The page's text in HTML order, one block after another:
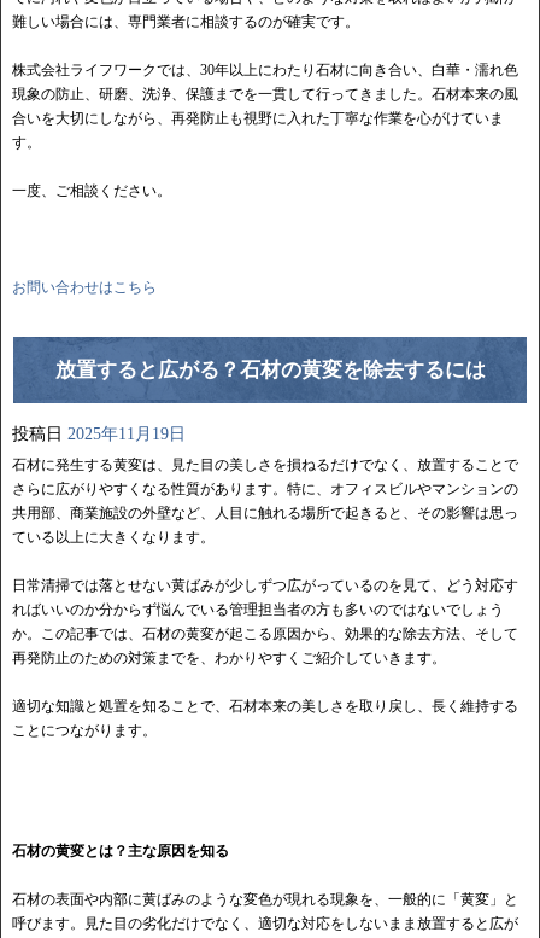
難しい場合には、専門業者に相談するのが確実です。
株式会社ライフワークでは、30年以上にわたり石材に向き合い、白華・濡れ色
現象の防止、研磨、洗浄、保護までを一貫して行ってきました。石材本来の風
合いを大切にしながら、再発防止も視野に入れた丁寧な作業を心がけていま
す。
一度、ご相談ください。
お問い合わせはこちら
放置すると広がる？石材の黄変を除去するには
投稿日 2025年11月19日
石材に発生する黄変は、見た目の美しさを損ねるだけでなく、放置することで
さらに広がりやすくなる性質があります。特に、オフィスビルやマンションの
共用部、商業施設の外壁など、人目に触れる場所で起きると、その影響は思っ
ている以上に大きくなります。
日常清掃では落とせない黄ばみが少しずつ広がっているのを見て、どう対応す
ればいいのか分からず悩んでいる管理担当者の方も多いのではないでしょう
か。この記事では、石材の黄変が起こる原因から、効果的な除去方法、そして
再発防止のための対策までを、わかりやすくご紹介していきます。
適切な知識と処置を知ることで、石材本来の美しさを取り戻し、長く維持する
ことにつながります。
石材の黄変とは？主な原因を知る
石材の表面や内部に黄ばみのような変色が現れる現象を、一般的に「黄変」と
呼びます。見た目の劣化だけでなく、適切な対応をしないまま放置すると広が